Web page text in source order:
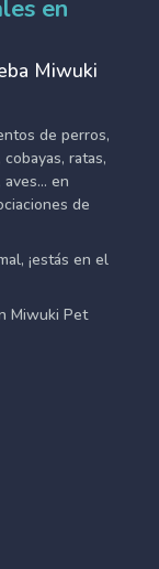
en
Miwuki
de perros,
ratas,
en
de
¡estás en el
Miwuki Pet